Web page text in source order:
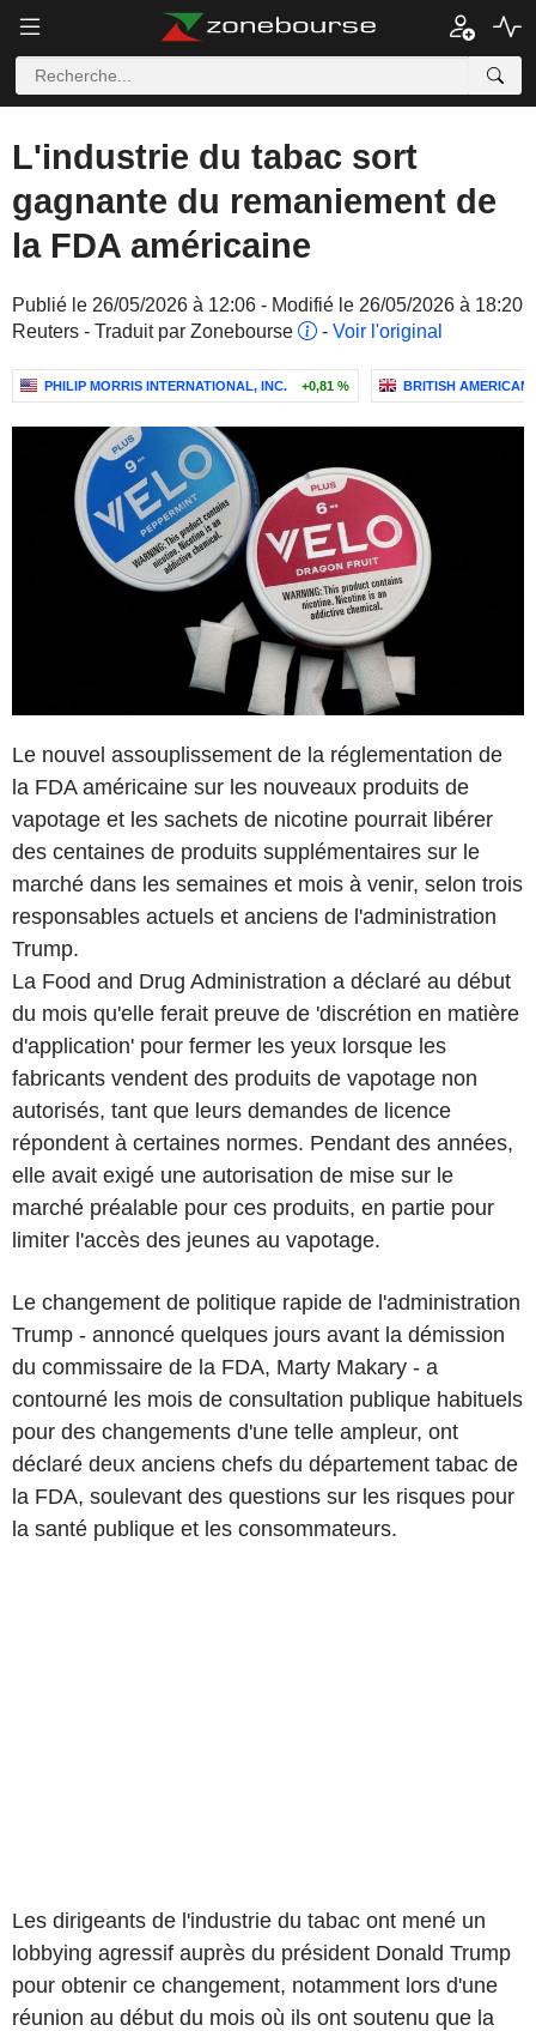
L'industrie du tabac sort
gagnante du remaniement de
la FDA américaine
Publié le 26/05/2026 à 12:06 - Modifié le 26/05/2026 à 18:20
Reuters - Traduit par Zonebourse
- Voir l'original
PHILIP MORRIS INTERNATIONAL, INC. +0,81 % BRITISH AMERICAN
Le nouvel assouplissement de la réglementation de
la FDA américaine sur les nouveaux produits de
vapotage et les sachets de nicotine pourrait libérer
des centaines de produits supplémentaires sur le
marché dans les semaines et mois à venir, selon trois
responsables actuels et anciens de l'administration
Trump.
La Food and Drug Administration a déclaré au début
du mois qu'elle ferait preuve de 'discrétion en matière
d'application' pour fermer les yeux lorsque les
fabricants vendent des produits de vapotage non
autorisés, tant que leurs demandes de licence
répondent à certaines normes. Pendant des années,
elle avait exigé une autorisation de mise sur le
marché préalable pour ces produits, en partie pour
limiter l'accès des jeunes au vapotage.
Le changement de politique rapide de l'administration
Trump - annoncé quelques jours avant la démission
du commissaire de la FDA, Marty Makary - a
contourné les mois de consultation publique habituels
pour des changements d'une telle ampleur, ont
déclaré deux anciens chefs du département tabac de
la FDA, soulevant des questions sur les risques pour
la santé publique et les consommateurs.
Les dirigeants de l'industrie du tabac ont mené un
lobbying agressif auprès du président Donald Trump
pour obtenir ce changement, notamment lors d'une
réunion au début du mois où ils ont soutenu que la